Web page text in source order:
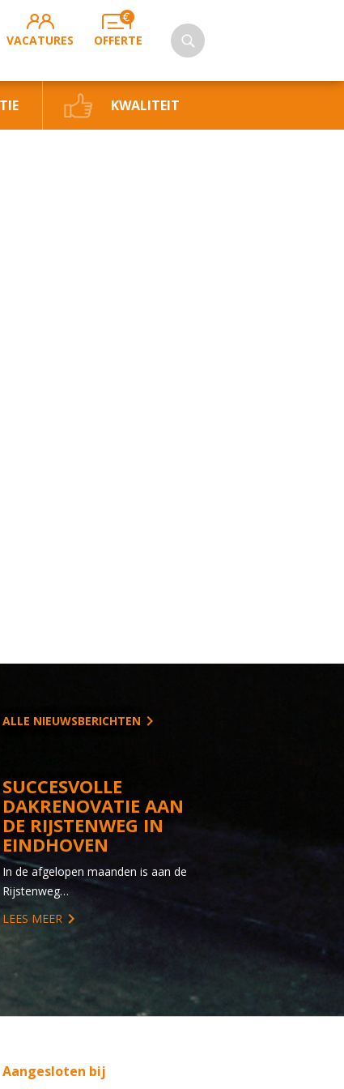
VACATURES OFFERTE
KWALITEIT
ALLE NIEUWSBERICHTEN
SUCCESVOLLE
DAKRENOVATIE AAN
DE RIJSTENWEG IN
EINDHOVEN
In de afgelopen maanden is aan de
Rijstenweg…
LEES MEER
Aangesloten bij